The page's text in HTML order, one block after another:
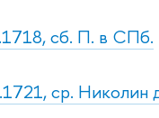
сб. П. в СПб.
ср. Николин